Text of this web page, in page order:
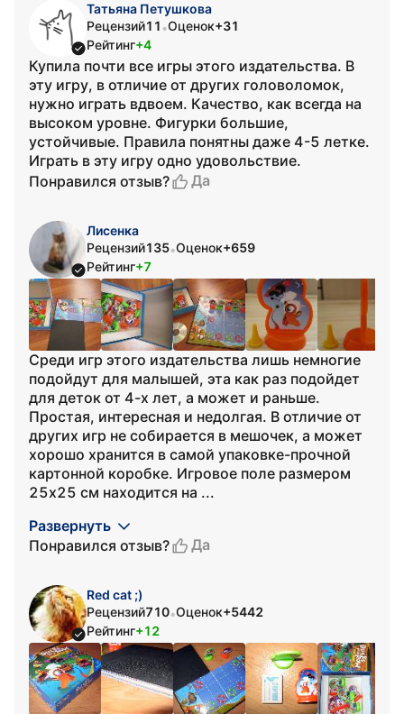
Татьяна Петушкова
Рецензий11 •Оценок+31
Рейтинг+4
Купила почти все игры этого издательства. В
эту игру, в отличие от других головоломок,
нужно играть вдвоем. Качество, как всегда на
высоком уровне. Фигурки большие,
устойчивые. Правила понятны даже 4-5 летке.
Играть в эту игру одно удовольствие.
Понравился отзыв?
Да
Лисенка
Рецензий135•Оценок+659
Рейтинг+7
Среди игр этого издательства лишь немногие
подойдут для малышей, эта как раз подойдет
для деток от 4-х лет, а может и раньше.
Простая, интересная и недолгая. В отличие от
других игр не собирается в мешочек, а может
хорошо хранится в самой упаковке-прочной
картонной коробке. Игровое поле размером
25х25 см находится на ...
Развернуть
Понравился отзыв?
Да
Red cat ;)
Рецензий710•Оценок+5442
Рейтинг+12